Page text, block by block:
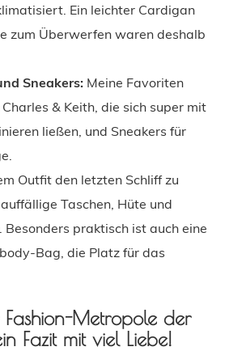
Ein leichter Cardigan
zum Überwerfen waren deshalb
Sneakers: Meine Favoriten
& Keith, die sich super mit
ließen, und Sneakers für
Outfit den letzten Schliff zu
Taschen, Hüte und
Besonders praktisch ist auch eine
Bag, die Platz für das
Metropole der
Fazit mit viel L iebe!